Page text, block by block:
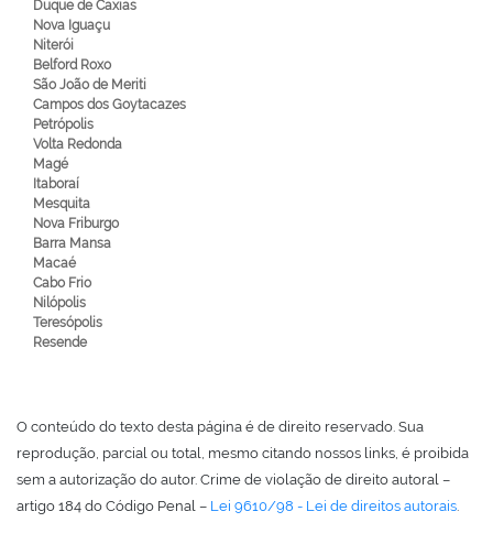
Duque de Caxias
Nova Iguaçu
Niterói
Belford Roxo
São João de Meriti
Campos dos Goytacazes
Petrópolis
Volta Redonda
Magé
Itaboraí
Mesquita
Nova Friburgo
Barra Mansa
Macaé
Cabo Frio
Nilópolis
Teresópolis
Resende
O conteúdo do texto desta página é de direito reservado. Sua
reprodução, parcial ou total, mesmo citando nossos links, é proibida
sem a autorização do autor. Crime de violação de direito autoral –
artigo 184 do Código Penal – Lei 9610/98 - Lei de direitos autorais.